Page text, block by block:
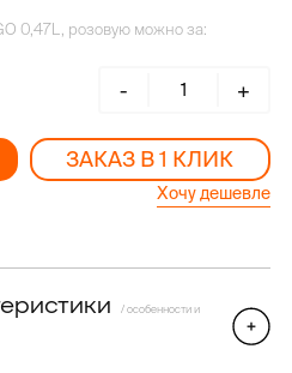
0,47L, розовую можно за:
- +
ЗАКАЗ В 1 КЛИК
Хочу дешевле
/ особенности и